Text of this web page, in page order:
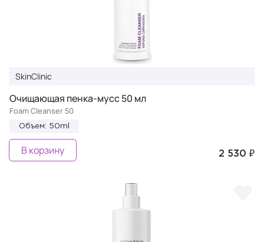
SkinClinic
Очищающая пенка-мусс 50 мл
Foam Cleanser 50
Объем: 50ml
2 530 ₽
В корзину